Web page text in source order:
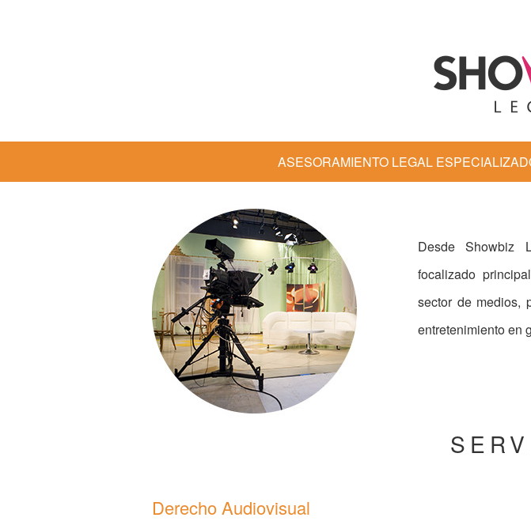
ASESORAMIENTO LEGAL
Desde Showbiz
focalizado
sector de medios,
entretenimiento en
Derecho Audiovisual